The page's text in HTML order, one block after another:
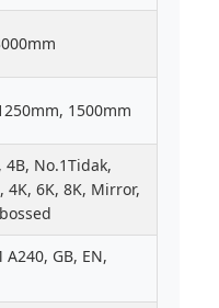
1500mm
4B, No.1Tidak,
4K, 6K, 8K, Mirror,
A240, GB, EN,